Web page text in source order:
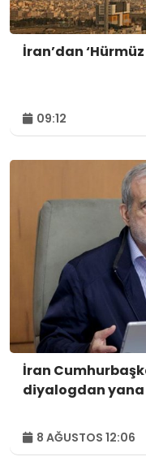
İran’dan
09:12
İran
diyalogdan
8 AĞUSTOS 12:06